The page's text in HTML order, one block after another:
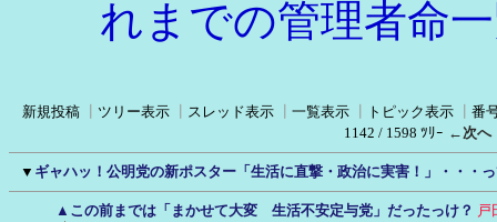
れまでの管理者命
新規投稿 ツリー表示 スレッド表示 一覧表示 トピック表示
番
1142 / 1598 ﾂﾘｰ ←次へ
▼ ギャハッ！公明党の新ポスター「生活に直撃・政治に実害！」・・・
▲この前までは「まかせて大変 生活不安定与党」だったっけ？ 戸